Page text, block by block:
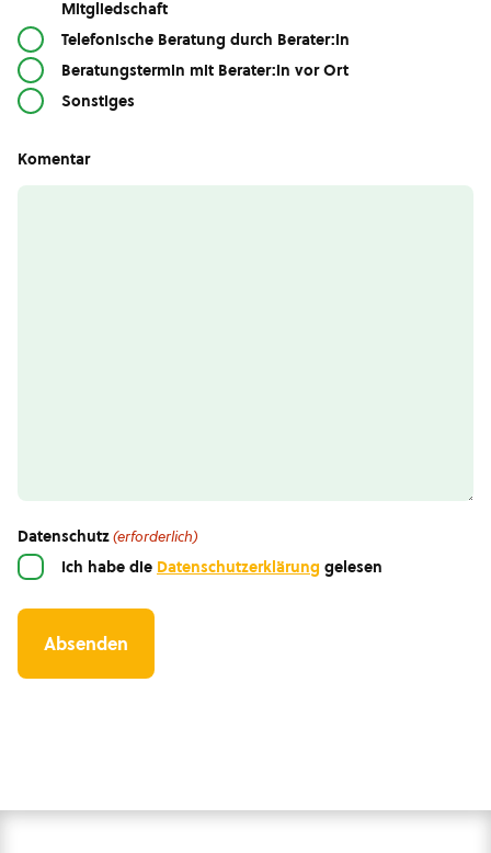
Mitgliedschaft
Telefonische Beratung durch Berater:in
Beratungstermin mit Berater:in vor Ort
Sonstiges
Komentar
Datenschutz(erforderlich)
Ich habe die Datenschutzerklärung gelesen